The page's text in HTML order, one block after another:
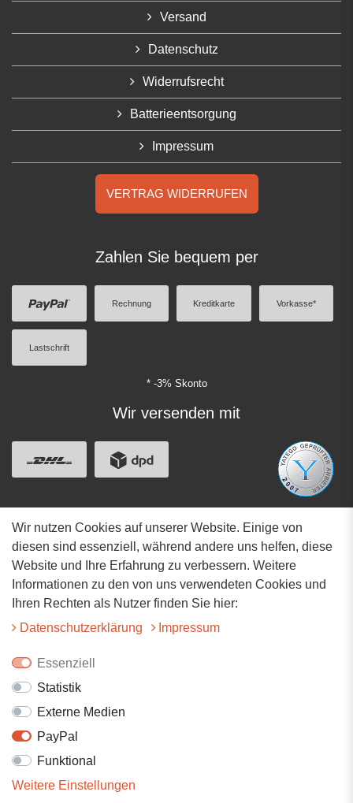
Versand
Datenschutz
Widerrufsrecht
Batterieentsorgung
Impressum
VERTRAG WIDERRUFEN
Zahlen Sie bequem per
Rechnung Kreditkarte Vorkasse*
Lastschrift
* -3% Skonto
Wir versenden mit
Adresse
Hauptstrasse 34
73117 Wangen
07161-9566068
Wir nutzen Cookies auf unserer Website. Einige von
diesen sind essenziell, während andere uns helfen, diese
Website und Ihre Erfahrung zu verbessern. Weitere
Informationen zu den von uns verwendeten Cookies und
Ihren Rechten als Nutzer finden Sie hier:
Daten­schutz­erklärung
Impressum
Essenziell
Statistik
Externe Medien
PayPal
Funktional
Weitere Einstellungen